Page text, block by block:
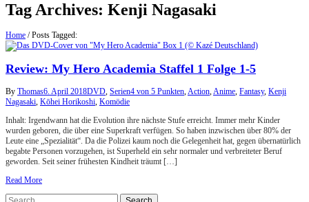
Tag Archives: Kenji Nagasaki
Home /Posts Tagged:
Review: My Hero Academia Staffel 1 Folge 1-5
By Thomas6. April 2018DVD, Serien4 von 5 Punkten,Action,Anime, Fantasy, Kenji
Nagasaki, Kōhei Horikoshi, Komödie
Inhalt: Irgendwann hat die Evolution ihre nächste Stufe erreicht. Immer mehr Kinder
wurden geboren, die über eine Superkraft verfügen. So haben inzwischen über 80% der
Leute eine „Spezialität“. Da die Polizei kaum noch die Gelegenheit hat, gegen übernatürlich
begabte Personen vorzugehen, ist Superheld ein sehr normaler und verbreiteter Beruf
geworden. Seit seiner frühesten Kindheit träumt […]
Read More